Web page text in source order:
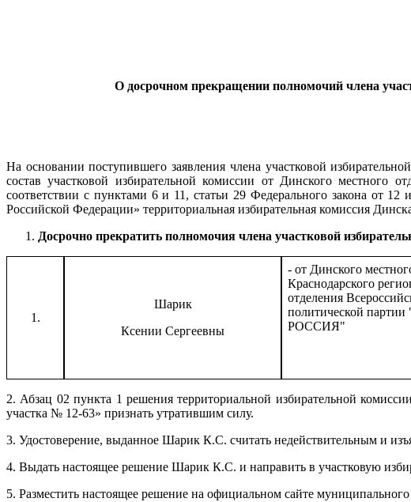
О досрочном прекращении полномочий члена
На основании поступившего заявления члена участковой
состав участковой избирательной комиссии от Динского
соответствии с пунктами 6 и 11, статьи 29 Федерального закона от
Российской Федерации» территориальная избирательная комиссия
Досрочно прекратить полномочия члена участковой
1.
Шарик
Ксении Сергеевны
- от Динского
Краснодарского
отделения
политической
РОССИЯ"
2. Абзац 02 пункта 1 решения территориальной избирательной
участка № 12-63» признать утратившим силу.
3. Удостоверение, выданное Шарик К.С. считать недействительным и
4. Выдать настоящее решение Шарик К.С. и направить в участковую
5. Разместить настоящее решение на официальном сайте